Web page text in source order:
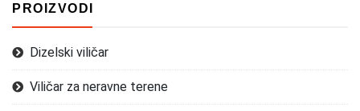
PROIZVODI
Dizelski viličar
Viličar za neravne terene